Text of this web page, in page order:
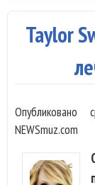
Taylor
Опубликовано
NEWSmuz.com